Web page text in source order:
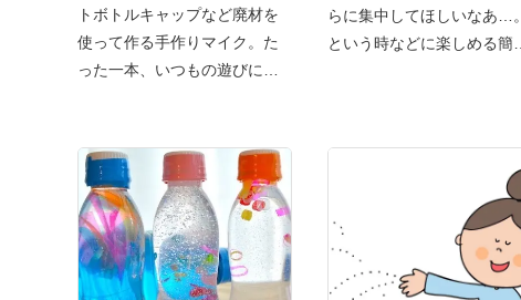
トボトルキャップなど廃材を
使って作る手作りマイク。た
った一本、いつもの遊びに仲
らに集中してほしいなあ…。
という時などに楽しめる簡単